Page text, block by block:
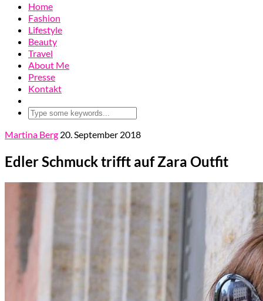
Home
Fashion
Lifestyle
Beauty
Travel
About Me
Presse
Kontakt
Martina Berg 20. September 2018
Edler Schmuck trifft auf Zara Outfit